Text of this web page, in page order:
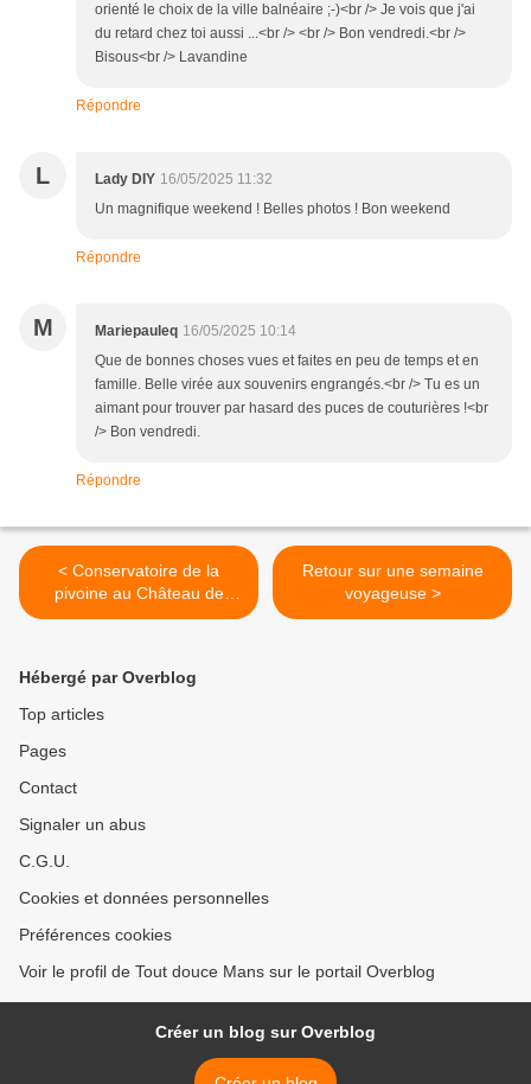
orienté le choix de la ville balnéaire ;-)<br /> Je vois que j'ai
du retard chez toi aussi ...<br /> <br /> Bon vendredi.<br />
Bisous<br /> Lavandine
Répondre
L Lady DIY 16/05/2025 11:32
Un magnifique weekend ! Belles photos ! Bon weekend
Répondre
M Mariepauleq 16/05/2025 10:14
Que de bonnes choses vues et faites en peu de temps et en
famille. Belle virée aux souvenirs engrangés.<br /> Tu es un
aimant pour trouver par hasard des puces de couturières !<br
/> Bon vendredi.
Répondre
< Conservatoire de la
pivoine au Château de
Sourches
Retour sur une semaine
voyageuse >
Hébergé par Overblog
Top articles
Pages
Contact
Signaler un abus
C.G.U.
Cookies et données personnelles
Préférences cookies
Voir le profil de Tout douce Mans sur le portail Overblog
Créer un blog sur Overblog